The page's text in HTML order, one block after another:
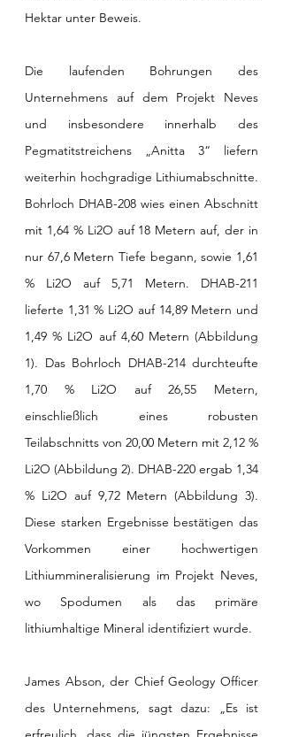
Hektar unter Beweis.
Die laufenden Bohrungen des
Unternehmens auf dem Projekt Neves
und insbesondere innerhalb des
Pegmatitstreichens „Anitta 3“ liefern
weiterhin hochgradige Lithiumabschnitte.
Bohrloch DHAB-208 wies einen Abschnitt
mit 1,64 % Li2O auf 18 Metern auf, der in
nur 67,6 Metern Tiefe begann, sowie 1,61
% Li2O auf 5,71 Metern. DHAB-211
lieferte 1,31 % Li2O auf 14,89 Metern und
1,49 % Li2O auf 4,60 Metern (Abbildung
1). Das Bohrloch DHAB-214 durchteufte
1,70 % Li2O auf 26,55 Metern,
einschließlich eines robusten
Teilabschnitts von 20,00 Metern mit 2,12 %
Li2O (Abbildung 2). DHAB-220 ergab 1,34
% Li2O auf 9,72 Metern (Abbildung 3).
Diese starken Ergebnisse bestätigen das
Vorkommen einer hochwertigen
Lithiummineralisierung im Projekt Neves,
wo Spodumen als das primäre
lithiumhaltige Mineral identifiziert wurde.
James Abson, der Chief Geology Officer
des Unternehmens, sagt dazu: „Es ist